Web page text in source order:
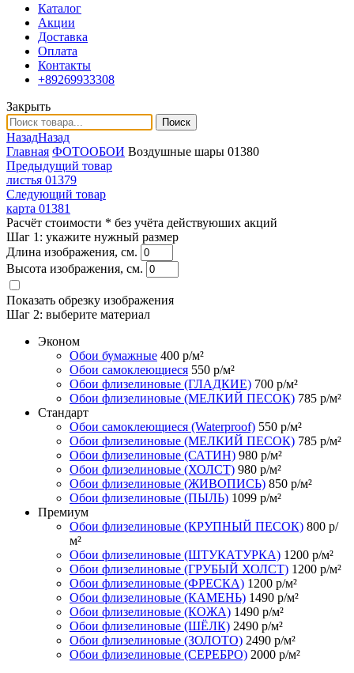
Каталог
Акции
Доставка
Оплата
Контакты
+89269933308
Закрыть
Поиск
НазадНазад
Главная ФОТООБОИ Воздушные шары 01380
Предыдущий товар
листья 01379
Следующий товар
карта 01381
Расчёт стоимости * без учёта действуюших акций
Шаг 1: укажите нужный размер
Длина изображения, см.
Высота изображения, см.
Показать обрезку изображения
Шаг 2: выберите материал
Эконом
Обои бумажные 400 р/м²
Обои самоклеющиеся 550 р/м²
Обои флизелиновые (ГЛАДКИЕ) 700 р/м²
Обои флизелиновые (МЕЛКИЙ ПЕСОК) 785 р/м²
Стандарт
Обои самоклеющиеся (Waterproof) 550 р/м²
Обои флизелиновые (МЕЛКИЙ ПЕСОК) 785 р/м²
Обои флизелиновые (САТИН) 980 р/м²
Обои флизелиновые (ХОЛСТ) 980 р/м²
Обои флизелиновые (ЖИВОПИСЬ) 850 р/м²
Обои флизелиновые (ПЫЛЬ) 1099 р/м²
Премиум
Обои флизелиновые (КРУПНЫЙ ПЕСОК) 800 р/
м²
Обои флизелиновые (ШТУКАТУРКА) 1200 р/м²
Обои флизелиновые (ГРУБЫЙ ХОЛСТ) 1200 р/м²
Обои флизелиновые (ФРЕСКА) 1200 р/м²
Обои флизелиновые (КАМЕНЬ) 1490 р/м²
Обои флизелиновые (КОЖА) 1490 р/м²
Обои флизелиновые (ШЁЛК) 2490 р/м²
Обои флизелиновые (ЗОЛОТО) 2490 р/м²
Обои флизелиновые (СЕРЕБРО) 2000 р/м²